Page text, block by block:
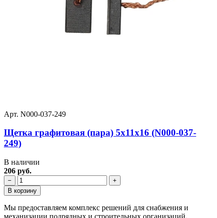
Арт. N000-037-249
Щетка графитовая (пара) 5х11х16 (N000-037-
249)
В наличии
206 руб.
−
+
В корзину
Мы предоставляем комплекс решений для снабжения и